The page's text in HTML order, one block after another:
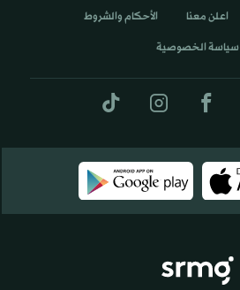
اعلن معنا الأحكام والشروط
سياسة الخصوصية